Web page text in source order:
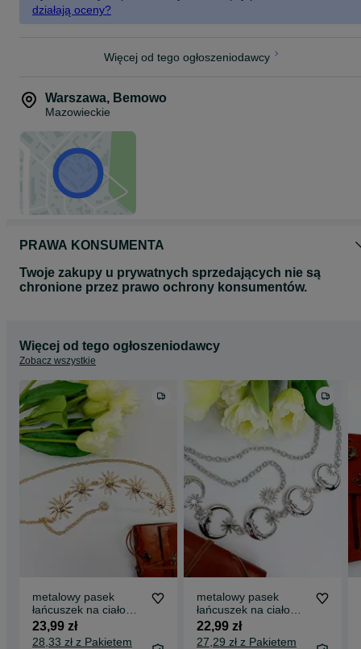
działają oceny?
Więcej od tego ogłoszeniodawcy
Warszawa, Bemowo
Mazowieckie
PRAWA KONSUMENTA
Twoje zakupy u prywatnych sprzedających nie są
chronione przez prawo ochrony konsumentów.
Więcej od tego ogłoszeniodawcy
Zobacz wszystkie
metalowy pasek
łańcuszek na ciało
słońce gothic
23,99 zł
28,33 zł z Pakietem
metalowy pasek
łańcuszek na ciało
księżyc gwiazdki
gothic
22,99 zł
27,29 zł z Pakietem